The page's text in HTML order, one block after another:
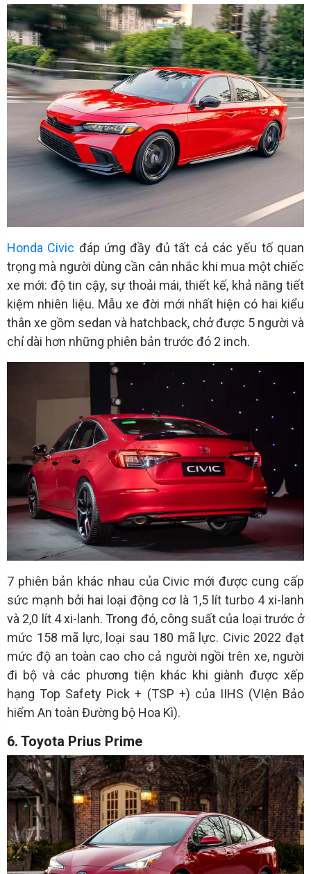
Honda Civic đáp ứng đầy đủ tất cả các yếu tố quan
trọng mà người dùng cần cân nhắc khi mua một chiếc
xe mới: độ tin cậy, sự thoải mái, thiết kế, khả năng tiết
kiệm nhiên liệu. Mẫu xe đời mới nhất hiện có hai kiểu
thân xe gồm sedan và hatchback, chở được 5 người và
chỉ dài hơn những phiên bản trước đó 2 inch.
7 phiên bản khác nhau của Civic mới được cung cấp
sức mạnh bởi hai loại động cơ là 1,5 lít turbo 4 xi-lanh
và 2,0 lít 4 xi-lanh. Trong đó, công suất của loại trước ở
mức 158 mã lực, loại sau 180 mã lực. Civic 2022 đạt
mức độ an toàn cao cho cả người ngồi trên xe, người
đi bộ và các phương tiện khác khi giành được xếp
hạng Top Safety Pick + (TSP +) của IIHS (VIện Bảo
hiểm An toàn Đường bộ Hoa Kì).
6. Toyota Prius Prime